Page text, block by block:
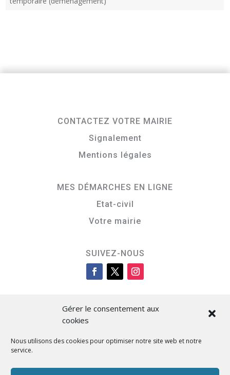
Gérer le consentement aux
cookies
Nous utilisons des cookies pour optimiser notre site web et notre
service.
CONTACTEZ VOTRE MAIRIE
Signalement
Mentions légales
MES DÉMARCHES EN LIGNE
Etat-civil
Votre mairie
SUIVEZ-NOUS
Cità di L’Isula